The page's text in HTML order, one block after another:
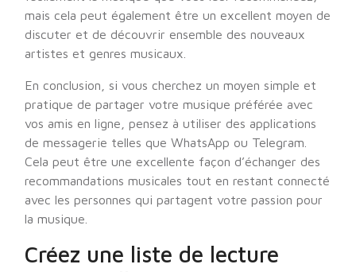
mais cela peut également être un excellent moyen de
discuter et de découvrir ensemble des nouveaux
artistes et genres musicaux.
En conclusion, si vous cherchez un moyen simple et
pratique de partager votre musique préférée avec
vos amis en ligne, pensez à utiliser des applications
de messagerie telles que WhatsApp ou Telegram.
Cela peut être une excellente façon d’échanger des
recommandations musicales tout en restant connecté
avec les personnes qui partagent votre passion pour
la musique.
Créez une liste de lecture